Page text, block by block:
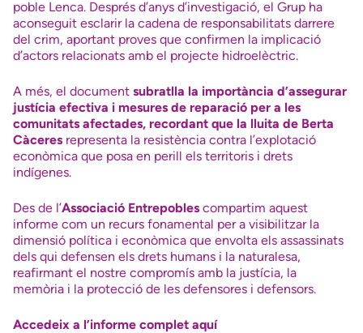
poble Lenca. Després d’anys d’investigació, el Grup ha
aconseguit esclarir la cadena de responsabilitats darrere
del crim, aportant proves que confirmen la implicació
d’actors relacionats amb el projecte hidroelèctric.
A més, el document subratlla la importància d’assegurar
justícia efectiva i mesures de reparació per a les
comunitats afectades, recordant que la lluita de Berta
Càceres representa la resistència contra l’explotació
econòmica que posa en perill els territoris i drets
indígenes.
Des de l’Associació Entrepobles compartim aquest
informe com un recurs fonamental per a visibilitzar la
dimensió política i econòmica que envolta els assassinats
dels qui defensen els drets humans i la naturalesa,
reafirmant el nostre compromís amb la justícia, la
memòria i la protecció de les defensores i defensors.
Accedeix a l’informe complet aquí